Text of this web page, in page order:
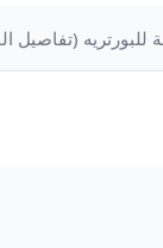
للبورتريه